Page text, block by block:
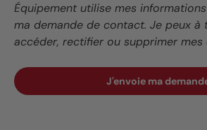
Équipement utilise mes
ma demande de contact. Je peux à
accéder, rectifier ou supprimer mes
J'envoie ma